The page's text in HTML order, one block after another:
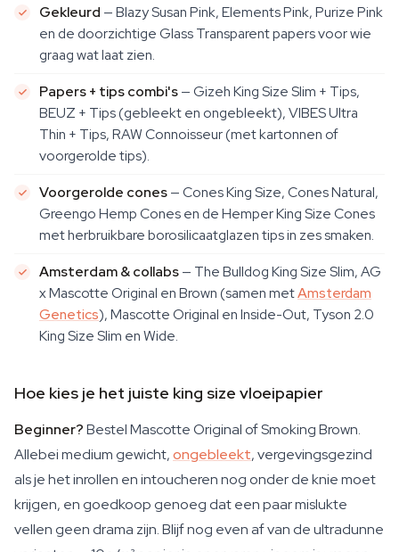
Gekleurd — Blazy Susan Pink, Elements Pink, Purize Pink
en de doorzichtige Glass Transparent papers voor wie
graag wat laat zien.
Papers + tips combi's— Gizeh King Size Slim + Tips,
BEUZ + Tips (gebleekt en ongebleekt), VIBES Ultra
Thin + Tips, RAW Connoisseur (met kartonnen of
voorgerolde tips).
Voorgerolde cones— Cones King Size, Cones Natural,
Greengo Hemp Cones en de Hemper King Size Cones
met herbruikbare borosilicaatglazen tips in zes smaken.
Amsterdam & collabs— The Bulldog King Size Slim, AG
x Mascotte Original en Brown (samen metAmsterdam
Genetics), Mascotte Original en Inside-Out, Tyson 2.0
King Size Slim en Wide.
Hoe kies je het juiste king size vloeipapier
Beginner?Bestel Mascotte Original of Smoking Brown.
Allebei medium gewicht,ongebleekt, vergevingsgezind
als je het inrollen en intoucheren nog onder de knie moet
krijgen, en goedkoop genoeg dat een paar mislukte
vellen geen drama zijn. Blijf nog even af van de ultradunne